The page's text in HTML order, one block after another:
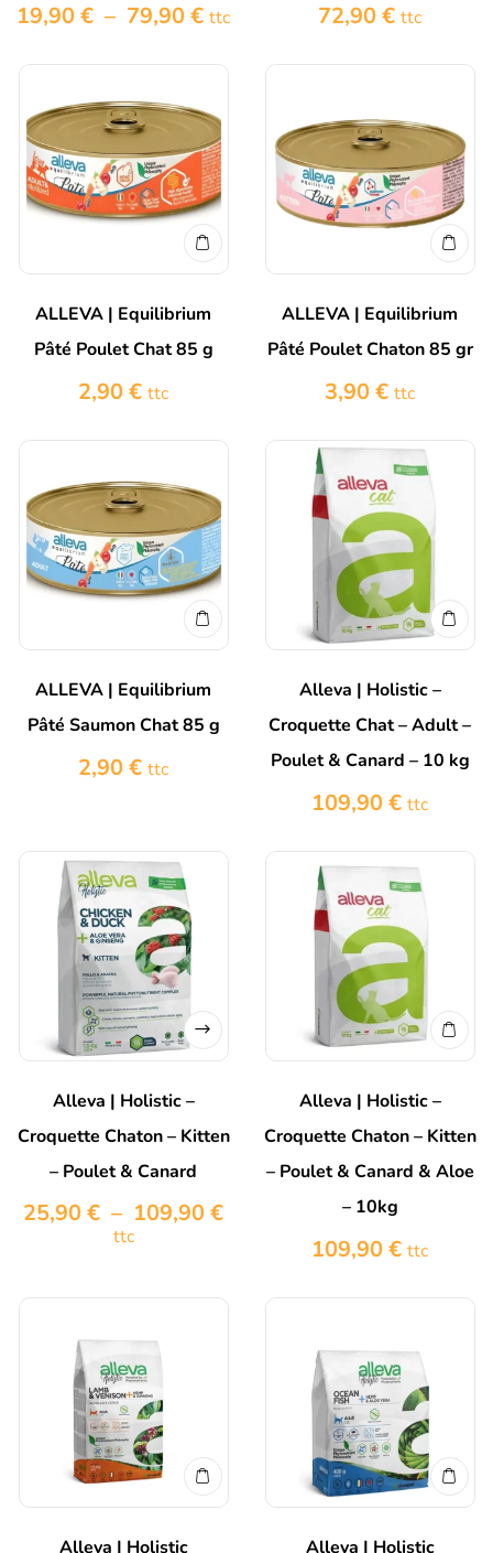
19,90€ – 79,90€ ttc 72,90€ ttc
ALLEVA | Equilibrium
Pâté Poulet Chat 85 g
2,90€ ttc
ALLEVA | Equilibrium
Pâté Poulet Chaton 85 gr
3,90€ ttc
ALLEVA | Equilibrium
Pâté Saumon Chat 85 g
2,90€ ttc
Alleva | Holistic –
Croquette Chat – Adult –
Poulet & Canard – 10 kg
109,90€ ttc
Alleva | Holistic –
Croquette Chaton – Kitten
– Poulet & Canard
25,90€ – 109,90€
ttc
Alleva | Holistic –
Croquette Chaton – Kitten
– Poulet & Canard & Aloe
– 10kg
109,90€ ttc
Alleva | Holistic Alleva | Holistic